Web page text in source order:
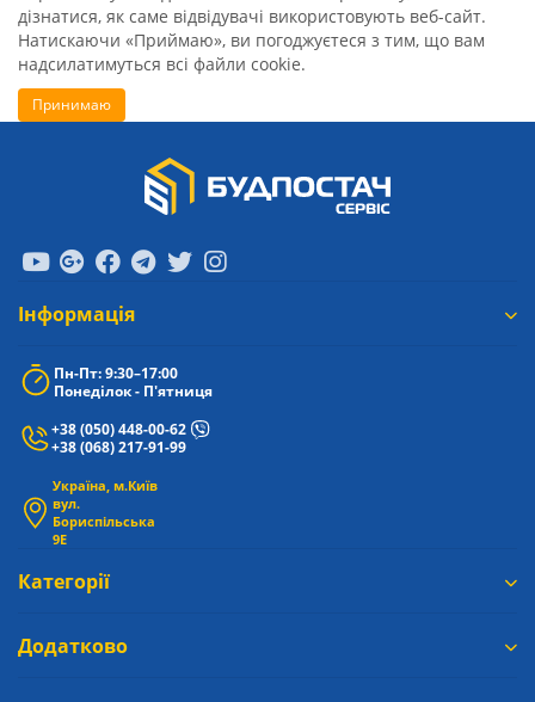
дізнатися, як саме відвідувачі використовують веб-сайт.
Натискаючи «Приймаю», ви погоджуєтеся з тим, що вам
надсилатимуться всі файли cookie.
Принимаю
Iнформація
Пн-Пт: 9:30–17:00
Понеділок - П'ятниця
+38 (050) 448-00-62
+38 (068) 217-91-99
Україна, м.Київ
вул.
Бориспільська
9Е
Категорії
Додатково